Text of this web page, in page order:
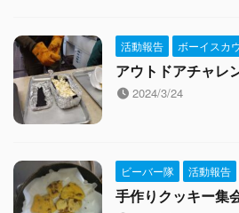
活動報告
ボーイスカ
アウトドアチャレ
2024/3/24
ビーバー隊 活動報告
手作りクッキー集